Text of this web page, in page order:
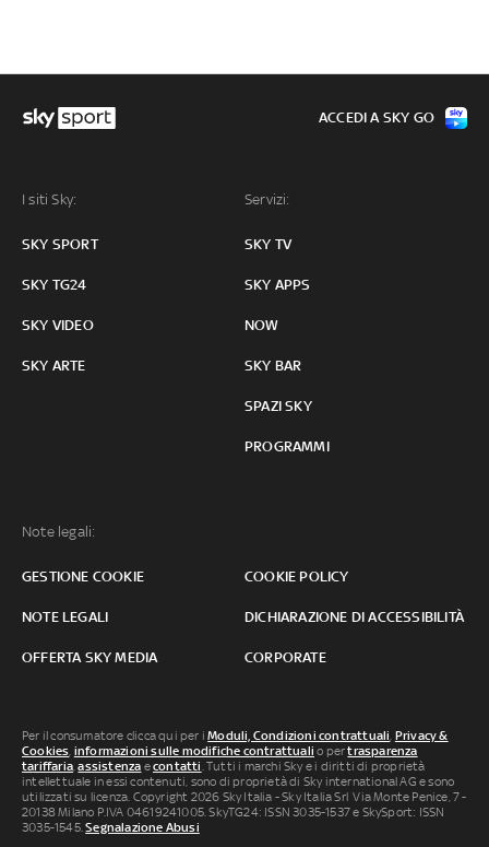
I siti Sky:
SKY SPORT
SKY TG24
SKY VIDEO
SKY ARTE
Servizi:
SKY TV
SKY APPS
NOW
SKY BAR
SPAZI SKY
PROGRAMMI
Note legali:
GESTIONE COOKIE COOKIE POLICY
NOTE LEGALI DICHIARAZIONE DI ACCESSIBILITÀ
OFFERTA SKY MEDIA CORPORATE
ACCEDI A SKY GO
Per il consumatore clicca qui per iModuli, Condizioni contrattuali, Privacy &
Cookies, informazioni sulle modifiche contrattuali o pertrasparenza
tariffaria,assistenza econtatti. Tutti i marchi Sky e i diritti di proprietà
intellettuale in essi contenuti, sono di proprietà di Sky international AG e sono
utilizzati su licenza. Copyright 2026 Sky Italia - Sky Italia Srl Via Monte Penice, 7 -
20138 Milano P.IVA 04619241005. SkyTG24: ISSN 3035-1537 e SkySport: ISSN
3035-1545.Segnalazione Abusi